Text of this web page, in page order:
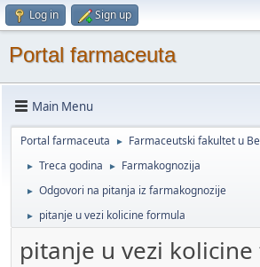
Log in Sign up
Portal farmaceuta
Main Menu
Portal farmaceuta ► Farmaceutski fakultet u
► Treca godina ► Farmakognozija
► Odgovori na pitanja iz farmakognozije
► pitanje u vezi kolicine formula
pitanje u vezi